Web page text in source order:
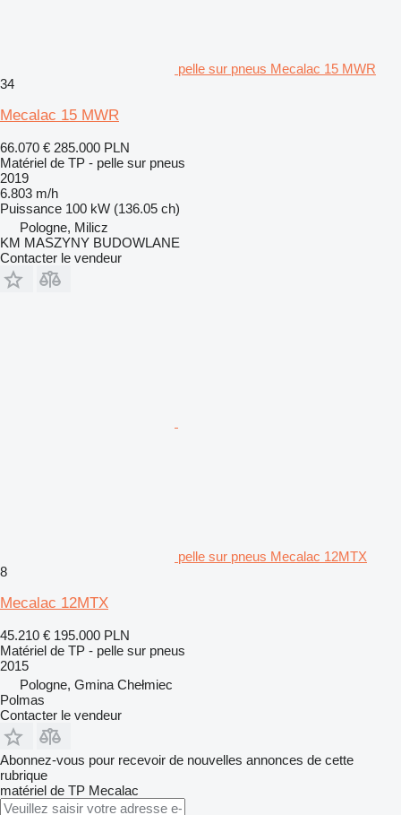
pelle sur pneus Mecalac 15 MWR
34
Mecalac 15 MWR
66.070 € 285.000 PLN
Matériel de TP - pelle sur pneus
2019
6.803 m/h
Puissance 100 kW (136.05 ch)
Pologne, Milicz
KM MASZYNY BUDOWLANE
Contacter le vendeur
pelle sur pneus Mecalac 12MTX
8
Mecalac 12MTX
45.210 € 195.000 PLN
Matériel de TP - pelle sur pneus
2015
Pologne, Gmina Chełmiec
Polmas
Contacter le vendeur
Abonnez-vous pour recevoir de nouvelles annonces de cette
rubrique
matériel de TP Mecalac